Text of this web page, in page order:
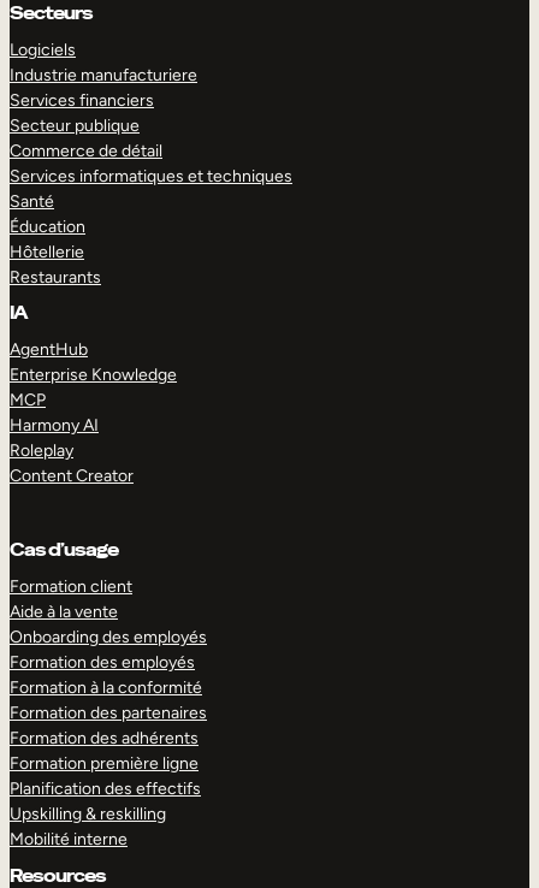
Secteurs
Logiciels
Industrie manufacturiere
Services financiers
Secteur publique
Commerce de détail
Services informatiques et techniques
Santé
Éducation
Hôtellerie
Restaurants
IA
AgentHub
Enterprise Knowledge
MCP
Harmony AI
Roleplay
Content Creator
Cas d’usage
Formation client
Aide à la vente
Onboarding des employés
Formation des employés
Formation à la conformité
Formation des partenaires
Formation des adhérents
Formation première ligne
Planification des effectifs
Upskilling & reskilling
Mobilité interne
Resources